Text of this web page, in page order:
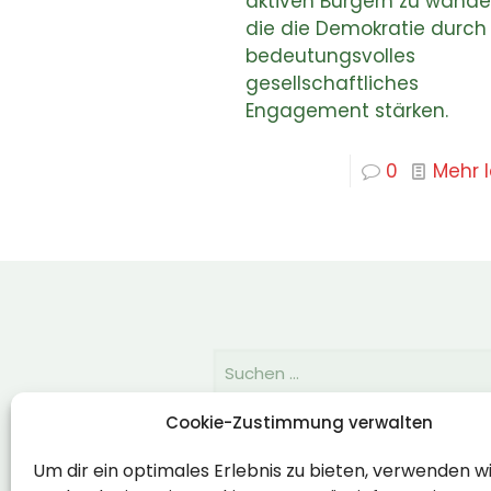
Cookie-Zustimmung verwalten
Um dir ein optimales Erlebnis zu bieten, verwenden
die die Demokratie durch
bedeutungsvolles
gesellschaftliches
Engagement stärken.
0 Mehr